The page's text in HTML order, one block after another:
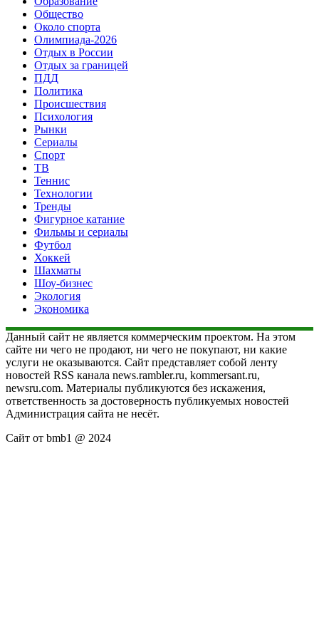
Общество
Около спорта
Олимпиада-2026
Отдых в России
Отдых за границей
ПДД
Политика
Происшествия
Психология
Рынки
Сериалы
Спорт
ТВ
Теннис
Технологии
Тренды
Фигурное катание
Фильмы и сериалы
Футбол
Хоккей
Шахматы
Шоу-бизнес
Экология
Экономика
Данный сайт не является коммерческим проектом. На этом
сайте ни чего не продают, ни чего не покупают, ни какие
услуги не оказываются. Сайт представляет собой ленту
новостей RSS канала news.rambler.ru, kommersant.ru,
newsru.com. Материалы публикуются без искажения,
ответственность за достоверность публикуемых новостей
Администрация сайта не несёт.
Сайт от bmb1 @ 2024